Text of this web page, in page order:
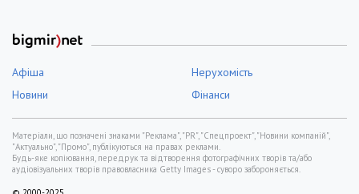
Афіша
Нерухомість
Новини
Фінанси
Матеріали, що позначені знаками "Реклама", "PR", "Спецпроект", "Новини компаній",
"Актуально", "Промо", публікуються на правах реклами.
Будь-яке копіювання, передрук та відтворення фотографічних творів та/або
аудіовізуальних творів правовласника Getty Images - суворо забороняється.